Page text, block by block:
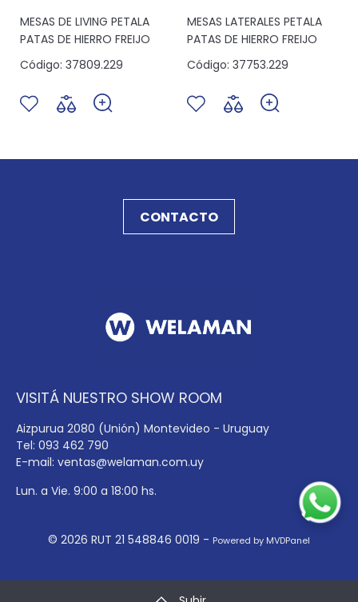
MESAS DE LIVING PETALA
PATAS DE HIERRO FREIJO
Código: 37809.229
MESAS LATERALES PETALA
PATAS DE HIERRO FREIJO
Código: 37753.229
CONTACTO
VISITÁ NUESTRO SHOW ROOM
Aizpurua 2080 (Unión) Montevideo - Uruguay
Tel: 093 462 790
E-mail: ventas@welaman.com.uy
Lun. a Vie. 9:00 a 18:00 hs.
© 2026 RUT 21 548846 0019 - Powered by MVDPanel